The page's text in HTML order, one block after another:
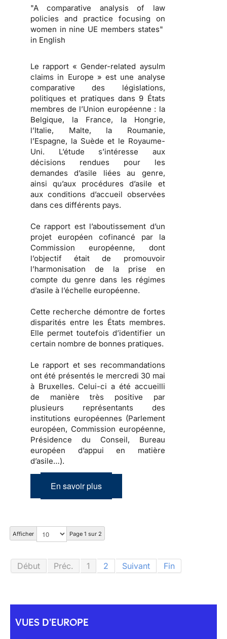
"A comparative analysis of law
policies and practice focusing on
women in nine UE members states"
in English
Le rapport « Gender-related aysulm
claims in Europe » est une analyse
comparative des législations,
politiques et pratiques dans 9 États
membres de l’Union européenne : la
Belgique, la France, la Hongrie,
l’Italie, Malte, la Roumanie,
l’Espagne, la Suède et le Royaume-
Uni. L’étude s’intéresse aux
décisions rendues pour les
demandes d’asile liées au genre,
ainsi qu’aux procédures d’asile et
aux conditions d’accueil observées
dans ces différents pays.
Ce rapport est l’aboutissement d’un
projet européen cofinancé par la
Commission européenne, dont
l’objectif était de promouvoir
l’harmonisation de la prise en
compte du genre dans les régimes
d’asile à l’échelle européenne.
Cette recherche démontre de fortes
disparités entre les États membres.
Elle permet toutefois d’identifier un
certain nombre de bonnes pratiques.
Le rapport et ses recommandations
ont été présentés le mercredi 30 mai
à Bruxelles. Celui-ci a été accueilli
de manière très positive par
plusieurs représentants des
institutions européennes (Parlement
européen, Commission européenne,
Présidence du Conseil, Bureau
européen d’appui en matière
d’asile…).
En savoir plus
Afficher Page 1 sur 2
Début Préc. 1 2 Suivant Fin
VUES D'EUROPE